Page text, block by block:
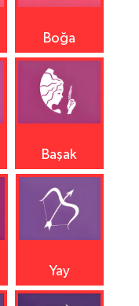
Boğa
Başak
Yay